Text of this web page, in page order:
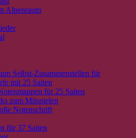
Alpenraum
Selbst-Zusammenstellen für
mit 25 Saiten
für 25 Saiten
zum Mitspielen
Notenschrift
für 37 Saiten